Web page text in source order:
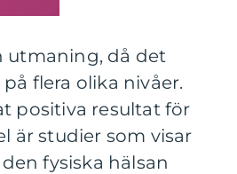
utmaning, då det
flera olika nivåer.
positiva resultat för
är studier som visar
fysiska hälsan